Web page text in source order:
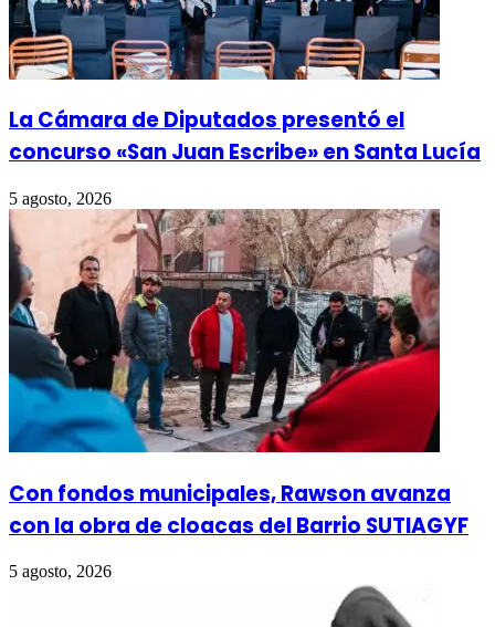
La Cámara de Diputados presentó el
concurso «San Juan Escribe» en Santa Lucía
5 agosto, 2026
Con fondos municipales, Rawson avanza
con la obra de cloacas del Barrio SUTIAGYF
5 agosto, 2026